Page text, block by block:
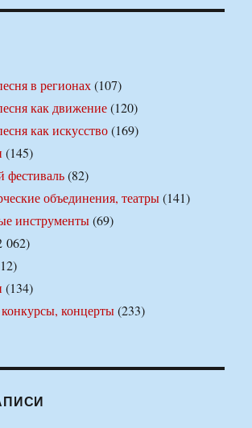
в регионах(107)
как движение(120)
как искусство(169)
(145)
фестиваль(82)
объединения, театры(141)
инструменты(69)
062)
(134)
концерты(233)